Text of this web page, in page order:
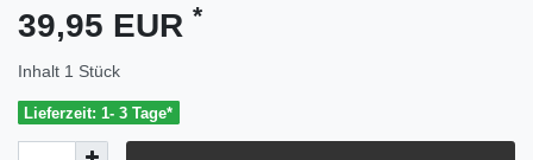
39,95 EUR *
Inhalt 1 Stück
Lieferzeit: 1- 3 Tage*